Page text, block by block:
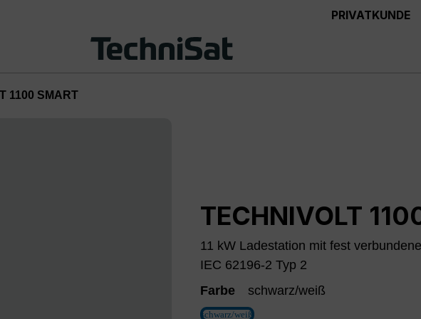
PRIVATKUNDE
1100 SMART
TECHNIVOLT
11 kW Ladestation mit fest
IEC 62196-2 Typ 2
Farbe
schwarz/weiß
schwarz/weiß